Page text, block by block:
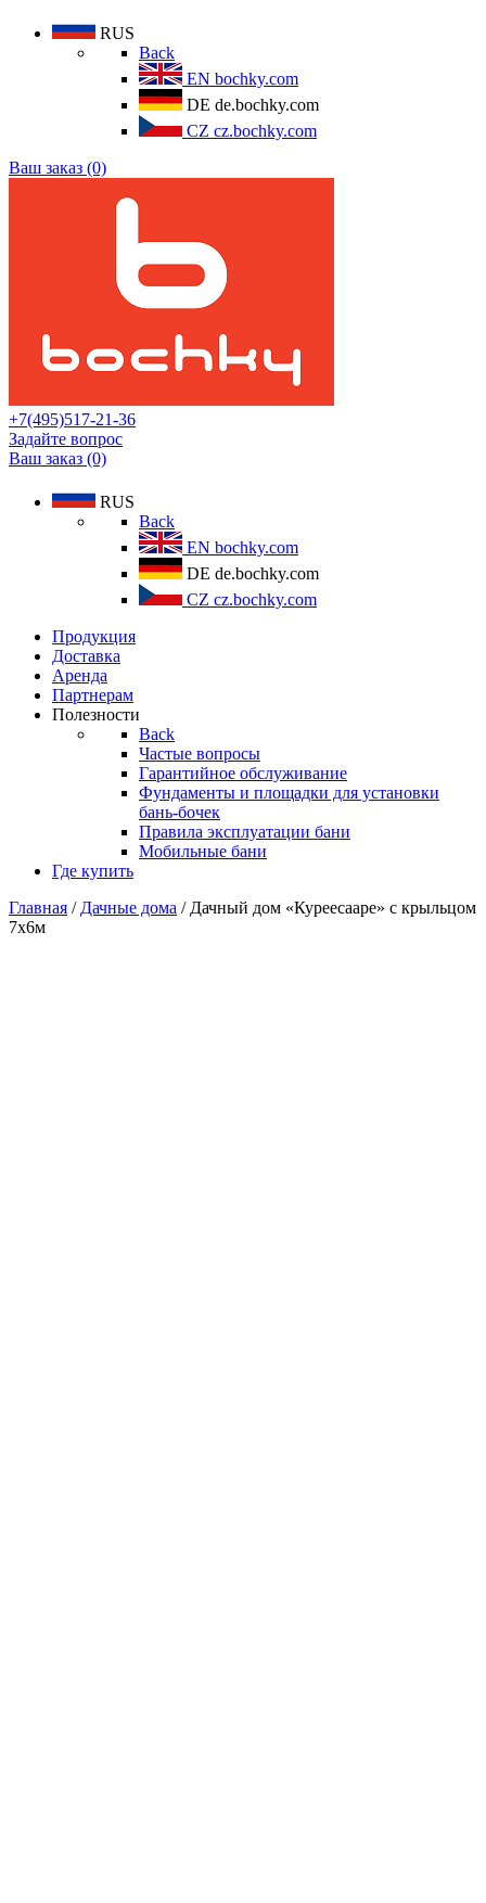
RUS
Back
EN bochky.com
DE de.bochky.com
CZ cz.bochky.com
Ваш заказ (0)
+7(495)517-21-36
Задайте вопрос
Ваш заказ (0)
RUS
Back
EN bochky.com
DE de.bochky.com
CZ cz.bochky.com
Продукция
Доставка
Аренда
Партнерам
Полезности
Back
Частые вопросы
Гарантийное обслуживание
Фундаменты и площадки для установки
бань-бочек
Правила эксплуатации бани
Мобильные бани
Где купить
Главная / Дачные дома / Дачный дом «Куреесааре» с крыльцом
7х6м